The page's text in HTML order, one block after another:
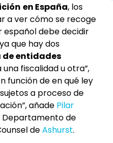
en España, los
a ver cómo se recoge
español debe decidir
que hay dos
de entidades
una fiscalidad u otra”,
función de en qué ley
a proceso de
añade Pilar
Departamento de
deAshurst.